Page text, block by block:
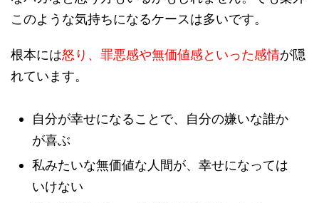
このような気持ちになるケースは多いです。
根本には怒り、罪悪感や無価値感といった感情が隠
れています。
自分が幸せになることで、自分の嫌いな誰か
が喜ぶ
私みたいな無価値な人間が、幸せになっては
いけない